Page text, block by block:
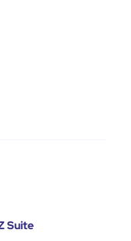
Suite